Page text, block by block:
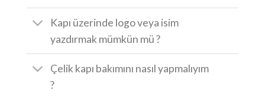
Kapı üzerinde logo veya isim
yazdırmak mümkün mü ?
Çelik kapı bakımını nasıl yapmalıyım
?